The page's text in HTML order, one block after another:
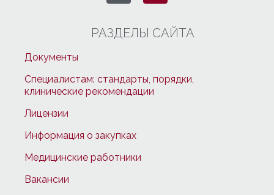
РАЗДЕЛЫ САЙТА
Документы
Специалистам: стандарты, порядки,
клинические рекомендации
Лицензии
Информация о закупках
Медицинские работники
Вакансии